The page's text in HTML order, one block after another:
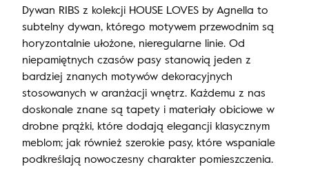
Dywan RIBS z kolekcji HOUSE LOVES by Agnella to
subtelny dywan, którego motywem przewodnim są
horyzontalnie ułożone, nieregularne linie. Od
niepamiętnych czasów pasy stanowią jeden z
bardziej znanych motywów dekoracyjnych
stosowanych w aranżacji wnętrz. Każdemu z nas
doskonale znane są tapety i materiały obiciowe w
drobne prążki, które dodają elegancji klasycznym
meblom; jak również szerokie pasy, które wspaniale
podkreślają nowoczesny charakter pomieszczenia.